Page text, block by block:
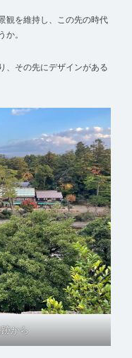
観を維持し、この先の時代
か。
、その先にデザインがある
から